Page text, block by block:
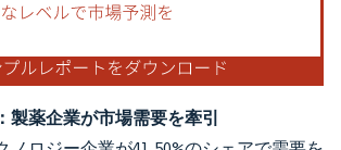
製薬企業が市場需要を牽引